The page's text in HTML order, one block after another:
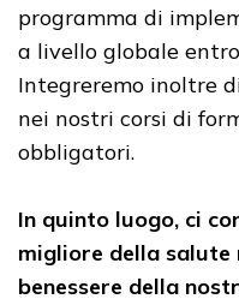
programma di
a livello globale
Integreremo inoltre
nei nostri corsi di
obbligatori.
In quinto luogo, ci
migliore della salute
benessere della